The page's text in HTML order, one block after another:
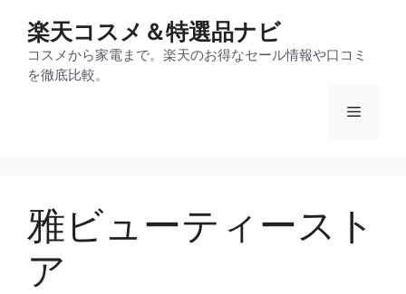
楽天コスメ＆特選品ナビ
コスメから家電まで。楽天のお得なセール情報や口コミ
を徹底比較。
メ
雅ビューティースト
ア